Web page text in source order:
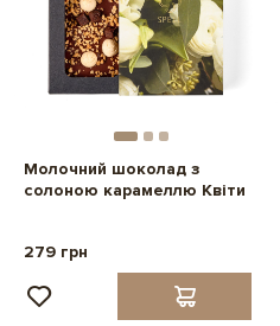
Молочний шоколад з
солоною карамеллю Квіти
279 грн